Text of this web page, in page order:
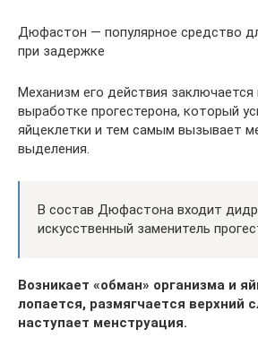
Дюфастон — популярное средство
при задержке
Механизм его действия
выработке прогестерона, который
яйцеклетки и тем самым вызывает
выделения.
В состав Дюфастона входит
искусственный заменитель
Возникает «обман» организма и
лопается, размягчается верхний
наступает менструация.